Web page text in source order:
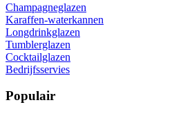
Champagneglazen
Karaffen-waterkannen
Longdrinkglazen
Tumblerglazen
Cocktailglazen
Bedrijfsservies
Populair